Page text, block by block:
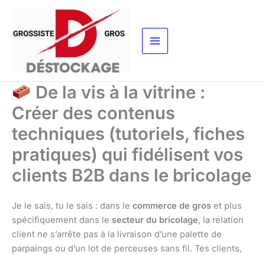
contenu
De la vis à la vitrine :
Créer des contenus
techniques (tutoriels, fiches
pratiques) qui fidélisent vos
clients B2B dans le bricolage
Je le sais, tu le sais : dans le commerce de gros et plus
spécifiquement dans le secteur du bricolage, la relation
client ne s’arrête pas à la livraison d’une palette de
parpaings ou d’un lot de perceuses sans fil. Tes clients,